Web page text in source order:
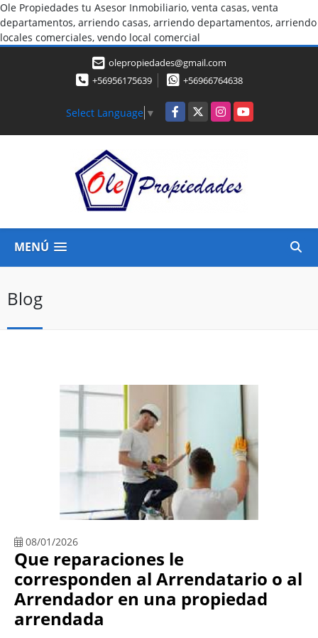
Ole Propiedades tu Asesor Inmobiliario, venta casas, venta
departamentos, arriendo casas, arriendo departamentos, arriendo
locales comerciales, vendo local comercial
olepropiedades@gmail.com
+56956175639
+56966764638
Select Language ▼ Facebook
X InstagramYouTube
MENÚ
Blog
08/01/2026
Que reparaciones le
corresponden al Arrendatario o al
Arrendador en una propiedad
arrendada